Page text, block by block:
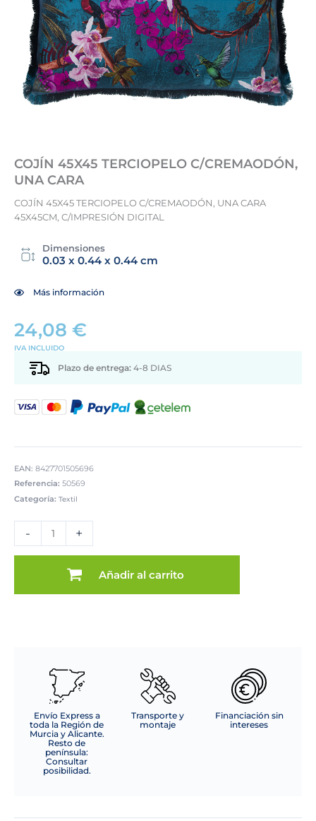
COJÍN 45X45 TERCIOPELO C/CREMAODÓN,
UNA CARA
COJÍN 45X45 TERCIOPELO C/CREMAODÓN, UNA CARA
45X45CM, C/IMPRESIÓN DIGITAL
Dimensiones
0.03 x 0.44 x 0.44 cm
Más información
24,08 €
IVA INCLUIDO
Plazo de entrega: 4-8 DIAS
EAN: 8427701505696
Referencia: 50569
Categoría: Textil
-
TERCIOPELO
C/CREMAODÓN,
cantidad
+
Añadir al carrito
Envío Express a
toda la Región de
Murcia y Alicante.
Resto de
península:
Consultar
posibilidad.
Transporte y
montaje
Financiación sin
intereses